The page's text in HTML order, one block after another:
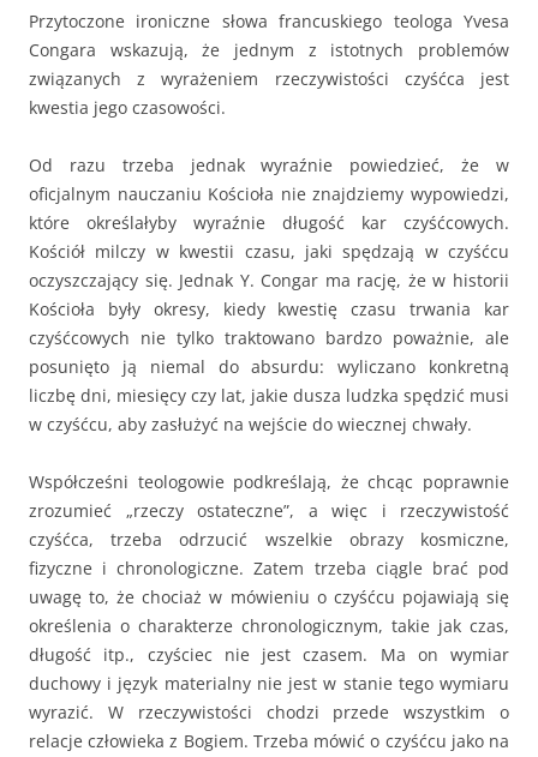
Przytoczone ironiczne słowa francuskiego teologa Yvesa
Congara wskazują, że jednym z istotnych problemów
związanych z wyrażeniem rzeczywistości czyśćca jest
kwestia jego czasowości.
Od razu trzeba jednak wyraźnie powiedzieć, że w
oficjalnym nauczaniu Kościoła nie znajdziemy wypowiedzi,
które określałyby wyraźnie długość kar czyśćcowych.
Kościół milczy w kwestii czasu, jaki spędzają w czyśćcu
oczyszczający się. Jednak Y. Congar ma rację, że w historii
Kościoła były okresy, kiedy kwestię czasu trwania kar
czyśćcowych nie tylko traktowano bardzo poważnie, ale
posunięto ją niemal do absurdu: wyliczano konkretną
liczbę dni, miesięcy czy lat, jakie dusza ludzka spędzić musi
w czyśćcu, aby zasłużyć na wejście do wiecznej chwały.
Współcześni teologowie podkreślają, że chcąc poprawnie
zrozumieć „rzeczy ostateczne”, a więc i rzeczywistość
czyśćca, trzeba odrzucić wszelkie obrazy kosmiczne,
fizyczne i chronologiczne. Zatem trzeba ciągle brać pod
uwagę to, że chociaż w mówieniu o czyśćcu pojawiają się
określenia o charakterze chronologicznym, takie jak czas,
długość itp., czyściec nie jest czasem. Ma on wymiar
duchowy i język materialny nie jest w stanie tego wymiaru
wyrazić. W rzeczywistości chodzi przede wszystkim o
relacje człowieka z Bogiem. Trzeba mówić o czyśćcu jako na